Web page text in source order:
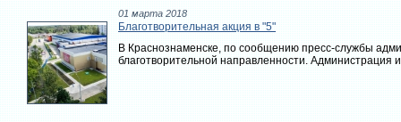
01 марта 2018
Благотворительная акция в "5"
В Краснознаменске, по сообщению пресс-службы
благотворительной направленности. Администрация